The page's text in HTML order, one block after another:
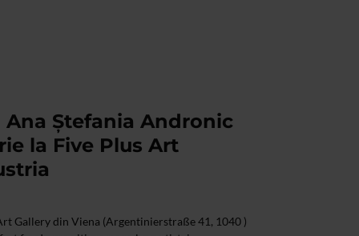
Ana Ştefania Andronic
la Five Plus Art
Gallery din Viena (Argentinierstraße 41, 1040 )